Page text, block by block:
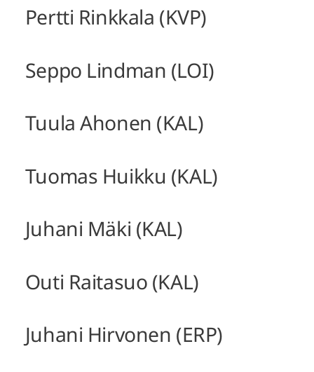
Pertti Rinkkala (KVP)
Seppo Lindman (LOI)
Tuula Ahonen (KAL)
Tuomas Huikku (KAL)
Juhani Mäki (KAL)
Outi Raitasuo (KAL)
Juhani Hirvonen (ERP)